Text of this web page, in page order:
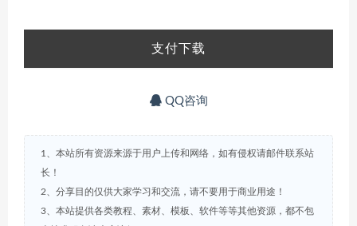
支付下载
QQ咨询
1、本站所有资源来源于用户上传和网络，如有侵权请邮件联系站
长！
2、分享目的仅供大家学习和交流，请不要用于商业用途！
3、本站提供各类教程、素材、模板、软件等等其他资源，都不包